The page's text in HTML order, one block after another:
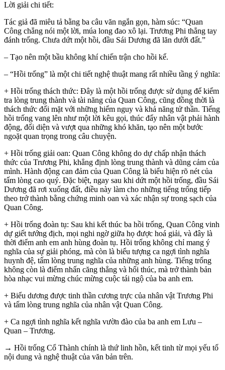
Lời giải chi tiết:
Tác giả đã miêu tả bằng ba câu văn ngắn gọn, hàm súc: “Quan
Công chẳng nói một lời, múa long đao xô lại. Trương Phi thẳng tay
đánh trống. Chưa dứt một hồi, đầu Sái Dương đã lăn dưới đất.”
– Tạo nên một bầu không khí chiến trận cho hồi kể.
– “Hồi trống” là một chi tiết nghệ thuật mang rất nhiều tầng ý nghĩa:
+ Hồi trống thách thức: Đây là một hồi trống được sử dụng để kiểm
tra lòng trung thành và tài năng của Quan Công, cũng đồng thời là
thách thức đối mặt với những hiểm nguy và khả năng tử thần. Tiếng
hồi trống vang lên như một lời kêu gọi, thúc đẩy nhân vật phải hành
động, đối diện và vượt qua những khó khăn, tạo nên một bước
ngoặt quan trọng trong câu chuyện.
+ Hồi trống giải oan: Quan Công không do dự chấp nhận thách
thức của Trương Phi, khẳng định lòng trung thành và dũng cảm của
mình. Hành động can đảm của Quan Công là biểu hiện rõ nét của
tấm lòng cao quý. Đặc biệt, ngay sau khi dứt một hồi trống, đầu Sái
Dương đã rơi xuống đất, điều này làm cho những tiếng trống tiếp
theo trở thành bằng chứng minh oan và xác nhận sự trong sạch của
Quan Công.
+ Hồi trống đoàn tụ: Sau khi kết thúc ba hồi trống, Quan Công vinh
dự giết tướng địch, mọi nghi ngờ giữa họ được hoá giải, và đây là
thời điểm anh em anh hùng đoàn tụ. Hồi trống không chỉ mang ý
nghĩa của sự giải phóng, mà còn là biểu tượng ca ngợi tình nghĩa
huynh đệ, tấm lòng trung nghĩa của những anh hùng. Tiếng trống
không còn là điểm nhấn căng thẳng và hối thúc, mà trở thành bản
hòa nhạc vui mừng chúc mừng cuộc tái ngộ của ba anh em.
+ Biểu dương được tinh thần cương trực của nhân vật Trương Phi
và tấm lòng trung nghĩa của nhân vật Quan Công.
+ Ca ngợi tình nghĩa kết nghĩa vườn đào của ba anh em Lưu –
Quan – Trương.
→ Hồi trống Cổ Thành chính là thứ linh hồn, kết tinh từ mọi yếu tố
nội dung và nghệ thuật của văn bản trên.